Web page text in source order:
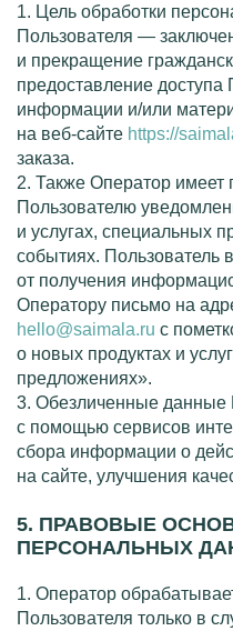
1. Цель обработки
Пользователя —
и прекращение
предоставление
информации и/или
на веб-сайте https://
заказа.
2. Также Оператор имеет
Пользователю
и услугах, специальных
событиях. Пользователь
от получения
Оператору письмо на
hello@saimala.ru с
о новых продуктах и
предложениях».
3. Обезличенные данные
с помощью сервисов
сбора информации о
на сайте, улучшения
5. ПРАВОВЫЕ
ПЕРСОНАЛЬНЫХ
1. Оператор
Пользователя только в